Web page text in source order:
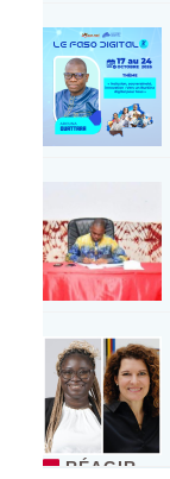
RÉAGIR